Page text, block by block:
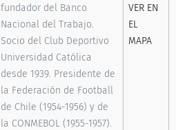
fundador del Banco
Nacional del Trabajo.
Socio del Club Deportivo
Universidad Católica
desde 1939. Presidente de
la Federación de Football
de Chile (1954-1956) y de
la CONMEBOL (1955-1957).
VER EN
EL
MAPA